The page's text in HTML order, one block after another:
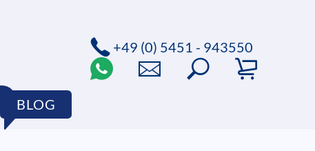
BLOG
+49 (0) 5451 - 943550